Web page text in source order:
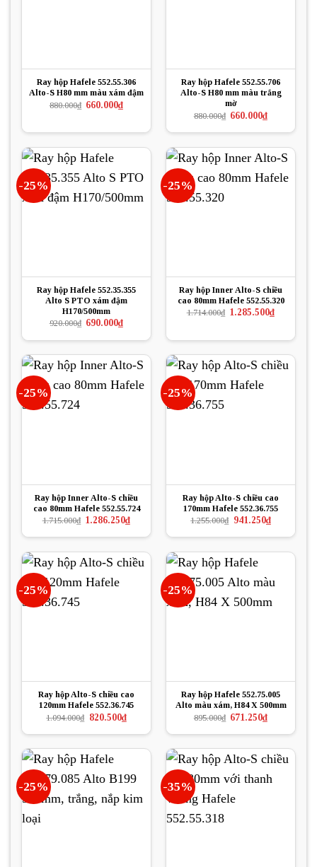
Ray hộp Hafele 552.55.306
Alto-S H80 mm màu xám đậm
880.000₫ Giá
660.000₫Giá
hiện
Ray hộp Hafele 552.55.706
Alto-S H80 mm màu trắng
mờ
880.000₫ Giá
là:
660.000₫Giá
hiện
tại
660.000₫.
-25%
Ray hộp Hafele 552.35.355
Alto S PTO xám đậm
H170/500mm
920.000₫ Giá
là:
690.000₫Giá
hiện
tại
690.000₫.
-25%
Ray hộp Inner Alto-S chiều
cao 80mm Hafele 552.55.320
1.714.000₫ Giá
1.285.500₫Giá
hiện
-25%
Ray hộp Inner Alto-S chiều
cao 80mm Hafele 552.55.724
1.715.000₫ Giá
là:
1.286.250₫Giá
hiện
tại
1.286.250₫.
-25%
Ray hộp Alto-S chiều cao
170mm Hafele 552.36.755
1.255.000₫ Giá
là:
941.250₫Giá
hiện
tại
941.250₫.
-25%
Ray hộp Alto-S chiều cao
120mm Hafele 552.36.745
1.094.000₫ Giá
là:
820.500₫Giá
hiện
tại
820.500₫.
-25%
Ray hộp Hafele 552.75.005
Alto màu xám, H84 X 500mm
895.000₫ Giá
là:
671.250₫Giá
hiện
tại
671.250₫.
-25% -35%